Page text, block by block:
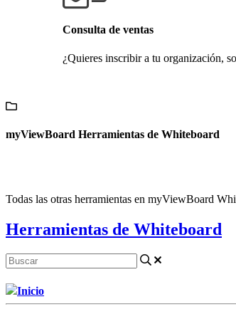
Consulta de ventas
¿Quieres inscribir a tu organización,
myViewBoard Herramientas de Whiteboard
Todas las otras herramientas en myViewBoard
Herramientas de Whiteboard
Inicio